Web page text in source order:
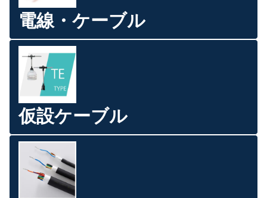
電線・ケーブル
仮設ケーブル